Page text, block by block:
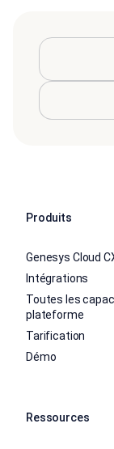
Produits
Genesys Cloud
Intégrations
Toutes les
plateforme
Tarification
Démo
Ressources